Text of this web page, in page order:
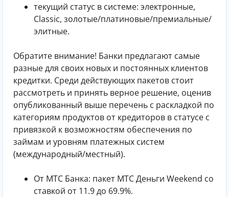
текущий статус в системе: электронные,
Classic, золотые/платиновые/премиальные/
элитные.
Обратите внимание! Банки предлагают самые
разные для своих новых и постоянных клиентов
кредитки. Среди действующих пакетов стоит
рассмотреть и принять верное решение, оценив
опубликованный выше перечень с раскладкой по
категориям продуктов от кредиторов в статусе с
привязкой к возможностям обеспечения по
займам и уровням платежных систем
(международный/местный).
От МТС Банка: пакет МТС Деньги Weekend со
ставкой от 11.9 до 69.9%.